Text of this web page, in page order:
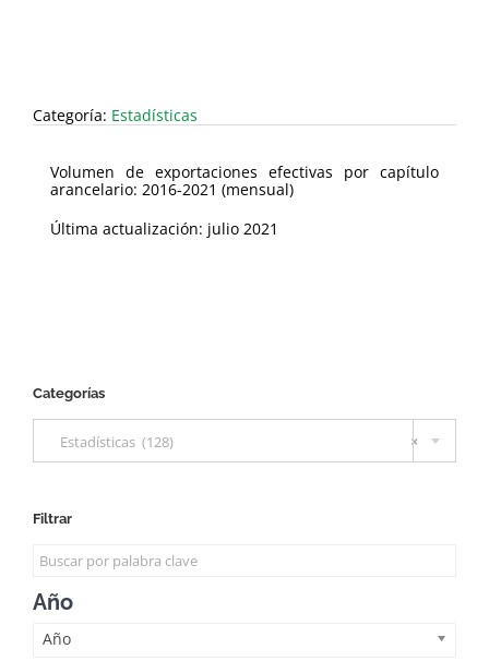
Categoría: Estadísticas
Volumen de exportaciones efectivas por capítulo
arancelario: 2016-2021 (mensual)
Última actualización: julio 2021
Categorías
×
Estadísticas (128)
Filtrar
Año
Año